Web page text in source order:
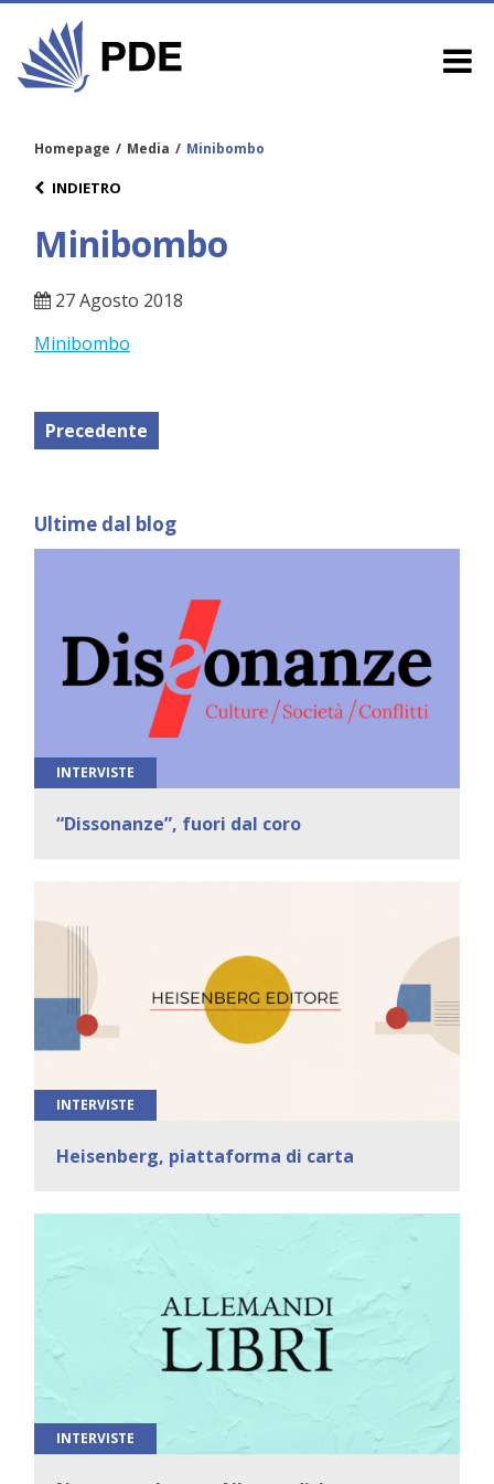
Homepage / Media / Minibombo
INDIETRO
Minibombo
27 Agosto 2018
Minibombo
Precedente
Ultime dal blog
INTERVISTE
“Dissonanze”, fuori dal coro
INTERVISTE
Heisenberg, piattaforma di carta
INTERVISTE